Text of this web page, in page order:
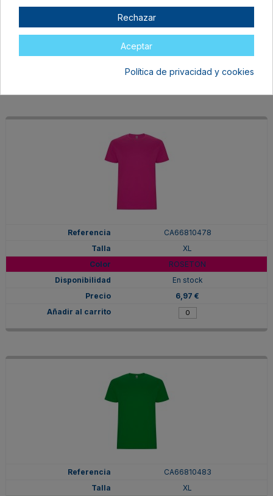
XL
6,97 €
CA66810478
XL
ROSETON
En stock
6,97 €
CA66810483
XL
Rechazar
Aceptar
Política de privacidad y cookies